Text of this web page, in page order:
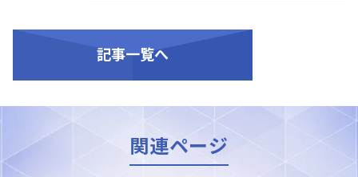
記事一覧へ
関連ページ